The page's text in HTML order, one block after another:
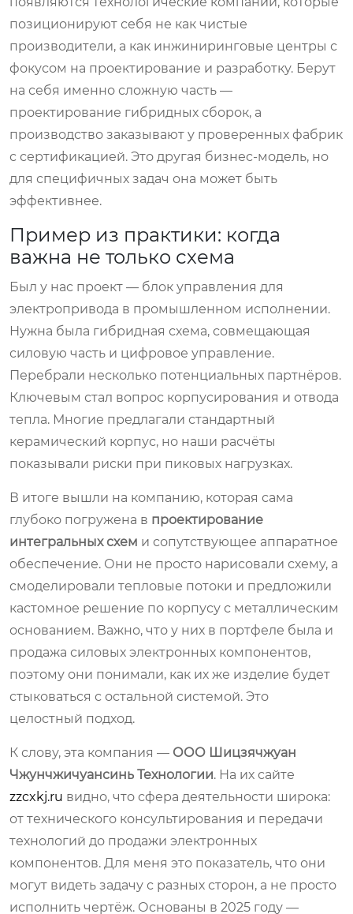
позиционируют себя не как чистые
производители, а как инжиниринговые центры с
фокусом на проектирование и разработку. Берут
на себя именно сложную часть —
проектирование гибридных сборок, а
производство заказывают у проверенных фабрик
с сертификацией. Это другая бизнес-модель, но
для специфичных задач она может быть
эффективнее.
Пример из практики: когда
важна не только схема
Был у нас проект — блок управления для
электропривода в промышленном исполнении.
Нужна была гибридная схема, совмещающая
силовую часть и цифровое управление.
Перебрали несколько потенциальных партнёров.
Ключевым стал вопрос корпусирования и отвода
тепла. Многие предлагали стандартный
керамический корпус, но наши расчёты
показывали риски при пиковых нагрузках.
В итоге вышли на компанию, которая сама
глубоко погружена в проектирование
интегральных схем и сопутствующее аппаратное
обеспечение. Они не просто нарисовали схему, а
смоделировали тепловые потоки и предложили
кастомное решение по корпусу с металлическим
основанием. Важно, что у них в портфеле была и
продажа силовых электронных компонентов,
поэтому они понимали, как их же изделие будет
стыковаться с остальной системой. Это
целостный подход.
К слову, эта компания — ООО Шицзячжуан
Чжунчжичуансинь Технологии. На их сайте
zzcxkj.ru видно, что сфера деятельности широка:
от технического консультирования и передачи
технологий до продажи электронных
компонентов. Для меня это показатель, что они
могут видеть задачу с разных сторон, а не просто
исполнить чертёж. Основаны в 2025 году —